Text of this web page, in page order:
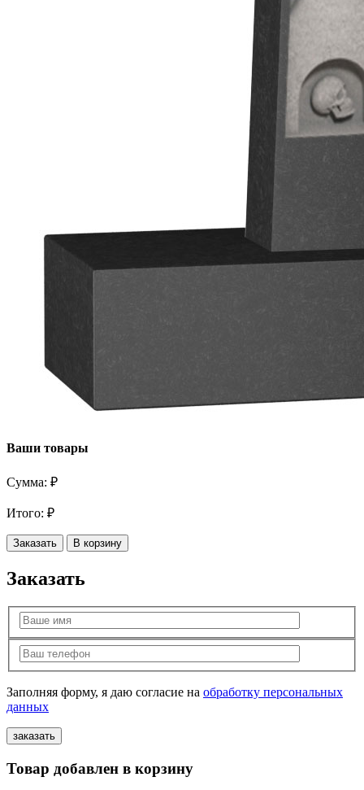
Ваши товары
Сумма: ₽
Итого: ₽
Заказать В корзину
Заказать
Заполняя форму, я даю согласие на обработку персональных
данных
Товар добавлен в корзину